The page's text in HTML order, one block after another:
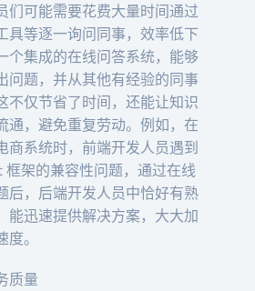
们可能需要花费大量时间通过
具等逐一询问同事，效率低下
个集成的在线问答系统，能够
问题，并从其他有经验的同事
不仅节省了时间，还能让知识
通，避免重复劳动。例如，在
商系统时，前端开发人员遇到
框架的兼容性问题，通过在线
后，后端开发人员中恰好有熟
能迅速提供解决方案，大大加
。
质量